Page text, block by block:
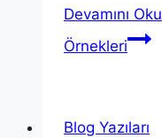
Devamını Oku
Örnekleri
Blog Yazıları